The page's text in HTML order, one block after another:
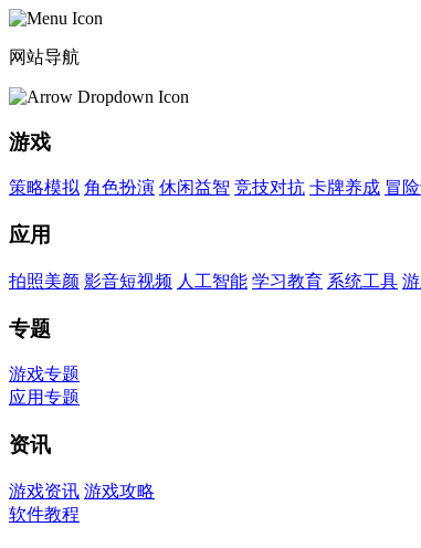
网站导航
游戏
策略模拟 角色扮演 休闲益智 竞技对抗 卡牌养成 冒
应用
拍照美颜 影音短视频 人工智能 学习教育 系统工具
专题
游戏专题
应用专题
资讯
游戏资讯 游戏攻略
软件教程